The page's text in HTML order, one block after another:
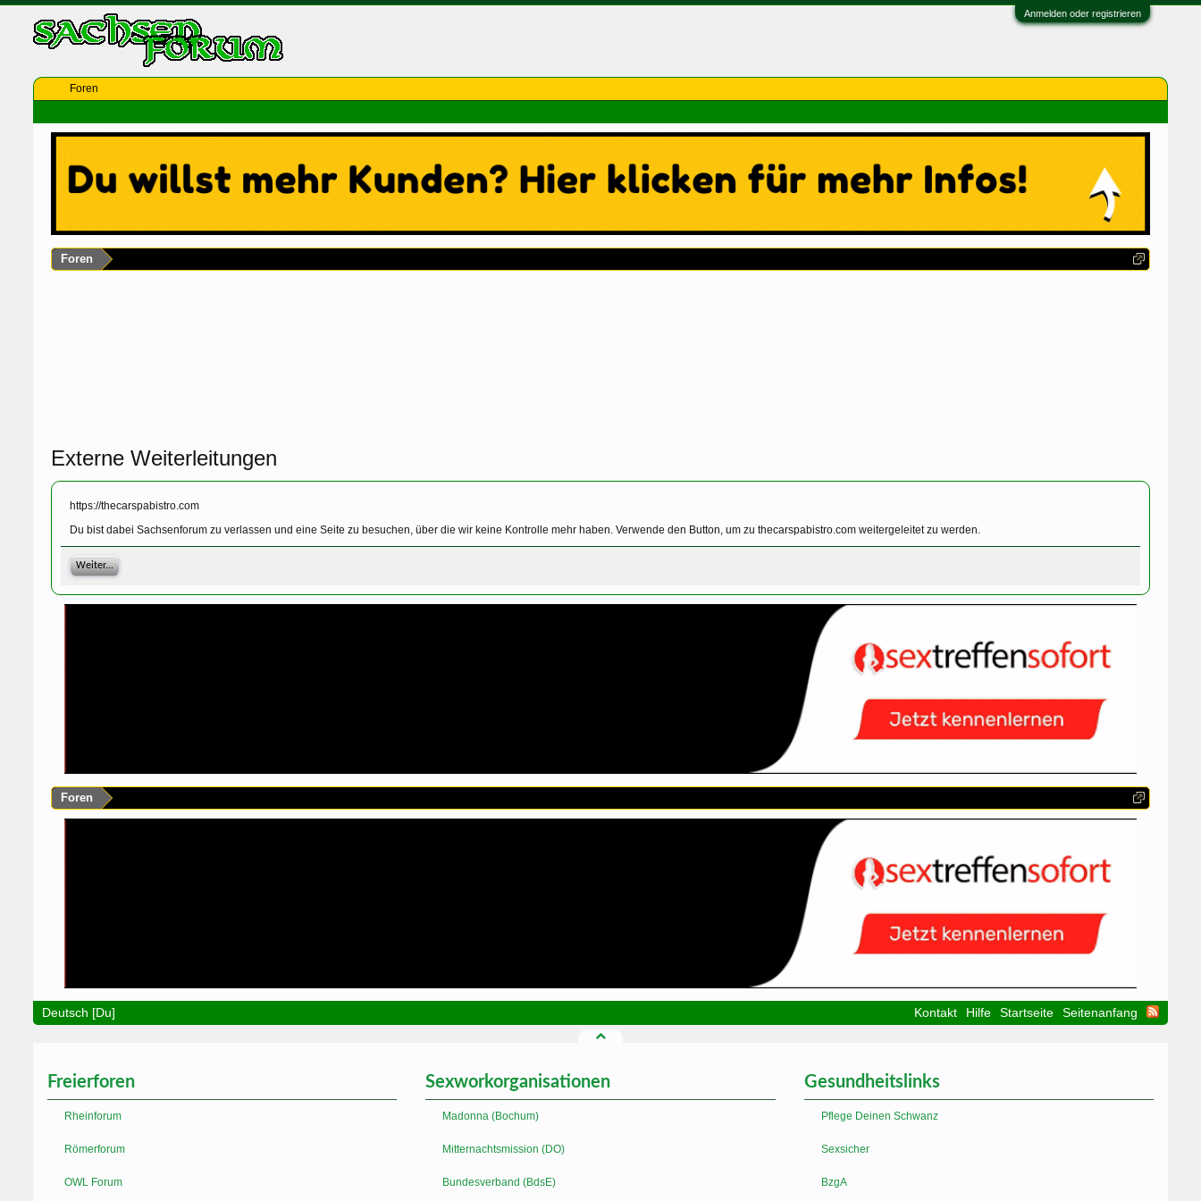
Anmelden oder registrieren
Foren
Externe Weiterleitungen
https://thecarspabistro.com
Du bist dabei Sachsenforum zu verlassen und eine Seite zu besuchen, über die wir keine Kontrolle mehr haben. Verwende den Button, um zu thecarspabistro.com weitergeleitet zu werden.
Weiter...
Foren
Foren
Deutsch [Du] Kontakt Hilfe Startseite Seitenanfang
Freierforen
Rheinforum
Römerforum
OWL Forum
Sexworkorganisationen
Madonna (Bochum)
Mitternachtsmission (DO)
Bundesverband (BdsE)
Gesundheitslinks
Pflege Deinen Schwanz
Sexsicher
BzgA